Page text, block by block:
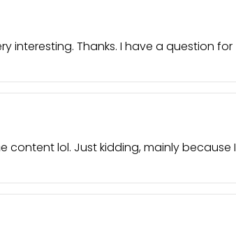
interesting. Thanks. I have a question for
content lol. Just kidding, mainly because I